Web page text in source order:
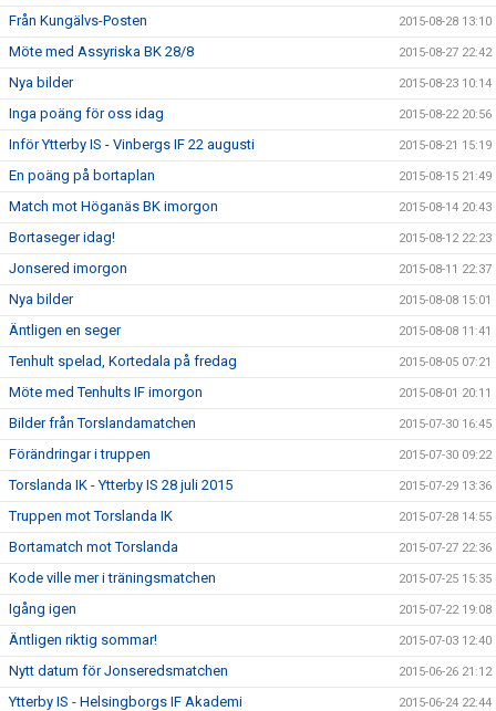
Från Kungälvs-Posten 2015-08-28 13:10
Möte med Assyriska BK 28/8 2015-08-27 22:42
Nya bilder 2015-08-23 10:14
Inga poäng för oss idag 2015-08-22 20:56
Inför Ytterby IS - Vinbergs IF 22 augusti 2015-08-21 15:19
En poäng på bortaplan 2015-08-15 21:49
Match mot Höganäs BK imorgon 2015-08-14 20:43
Bortaseger idag! 2015-08-12 22:23
Jonsered imorgon 2015-08-11 22:37
Nya bilder 2015-08-08 15:01
Äntligen en seger 2015-08-08 11:41
Tenhult spelad, Kortedala på fredag 2015-08-05 07:21
Möte med Tenhults IF imorgon 2015-08-01 20:11
Bilder från Torslandamatchen 2015-07-30 16:45
Förändringar i truppen 2015-07-30 09:22
Torslanda IK - Ytterby IS 28 juli 2015 2015-07-29 13:36
Truppen mot Torslanda IK 2015-07-28 14:55
Bortamatch mot Torslanda 2015-07-27 22:36
Kode ville mer i träningsmatchen 2015-07-25 15:35
Igång igen 2015-07-22 19:08
Äntligen riktig sommar! 2015-07-03 12:40
Nytt datum för Jonseredsmatchen 2015-06-26 21:12
Ytterby IS - Helsingborgs IF Akademi 2015-06-24 22:44